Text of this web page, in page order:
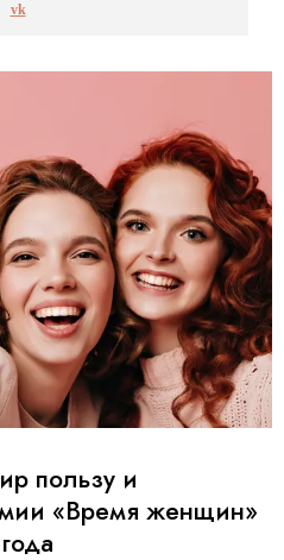
vk
пользу и
«Время женщин»